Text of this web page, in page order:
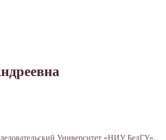
Университет «НИУ БелГУ»,